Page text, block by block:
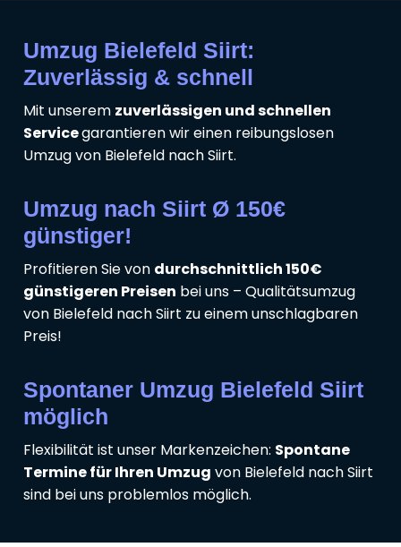
Umzug Bielefeld Siirt:
Zuverlässig & schnell
Mit unserem zuverlässigen und schnellen
Servicegarantieren wir einen reibungslosen
Umzug von Bielefeld nach Siirt.
Umzug nach Siirt Ø 150€
günstiger!
Profitieren Sie von durchschnittlich 150€
günstigeren Preisen bei uns – Qualitätsumzug
von Bielefeld nach Siirt zu einem unschlagbaren
Preis!
Spontaner Umzug Bielefeld Siirt
möglich
Flexibilität ist unser Markenzeichen: Spontane
Termine für Ihren Umzug von Bielefeld nach Siirt
sind bei uns problemlos möglich.